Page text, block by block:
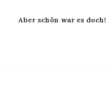
Aber schön war es doch!